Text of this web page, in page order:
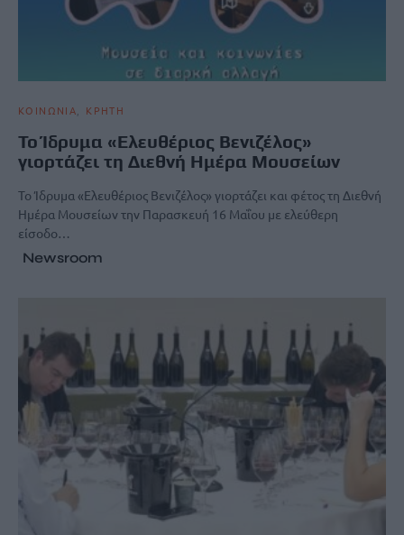
ΚΟΙΝΩΝΙΑ ΚΡΗΤΗ
Το Ίδρυμα «Ελευθέριος Βενιζέλος»
γιορτάζει τη Διεθνή Ημέρα Μουσείων
Το Ίδρυμα «Ελευθέριος Βενιζέλος» γιορτάζει και φέτος τη Διεθνή
Ημέρα Μουσείων την Παρασκευή 16 Μαΐου με ελεύθερη
είσοδο…
Newsroom